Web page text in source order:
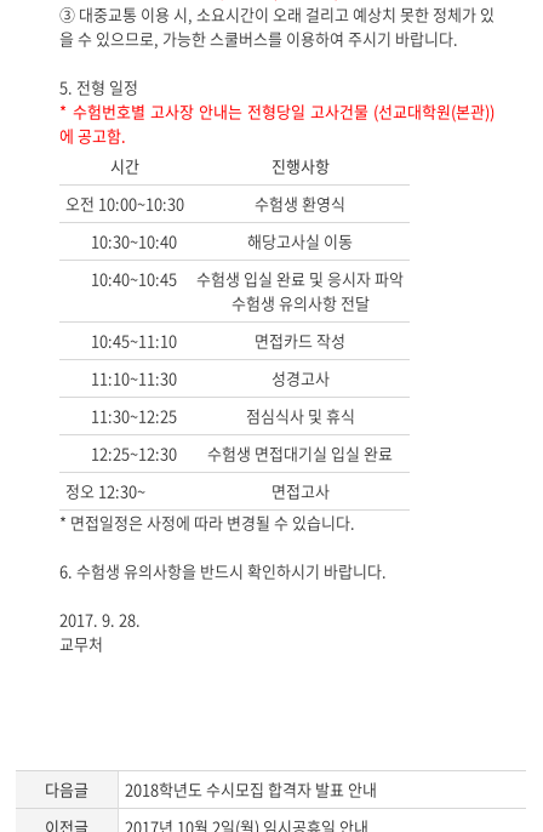
③ 대중교통 이용 시, 소요시간이 오래 걸리고 예상치 못한 정체가 있
을 수 있으므로, 가능한 스쿨버스를 이용하여 주시기 바랍니다.
5. 전형 일정
* 수험번호별 고사장 안내는 전형당일 고사건물 (선교대학원(본관))
에 공고함.
시간
진행사항
오전 10:00~10:30
수험생 환영식
10:30~10:40
해당고사실 이동
10:40~10:45
수험생 입실 완료 및 응시자 파악
수험생 유의사항 전달
10:45~11:10
면접카드 작성
11:10~11:30
성경고사
11:30~12:25
점심식사 및 휴식
12:25~12:30
수험생 면접대기실 입실 완료
정오 12:30~
면접고사
* 면접일정은 사정에 따라 변경될 수 있습니다.
6. 수험생 유의사항을 반드시 확인하시기 바랍니다.
2017. 9. 28.
교무처
다음글
2018학년도 수시모집 합격자 발표 안내
이전글
2017년 10월 2일(월) 임시공휴일 안내